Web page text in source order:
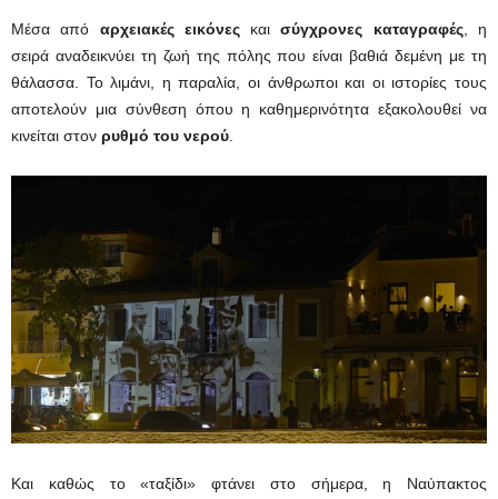
Μέσα από αρχειακές εικόνεςκαισύγχρονες καταγραφές, η
σειρά αναδεικνύει τη ζωή της πόλης που είναι βαθιά δεμένη με τη
θάλασσα. Το λιμάνι, η παραλία, οι άνθρωποι και οι ιστορίες τους
αποτελούν μια σύνθεση όπου η καθημερινότητα εξακολουθεί να
κινείται στον ρυθμό του νερού
Και καθώς το «ταξίδι» φτάνει στο σήμερα, η Ναύπακτος